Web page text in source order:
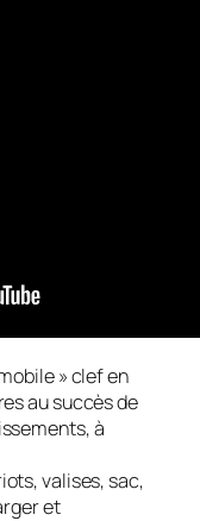
» clef en
au succès de
à
valises, sac,
et